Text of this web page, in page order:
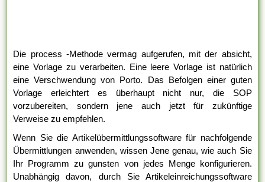
Die process -Methode vermag aufgerufen, mit der absicht,
eine Vorlage zu verarbeiten. Eine leere Vorlage ist natürlich
eine Verschwendung von Porto. Das Befolgen einer guten
Vorlage erleichtert es überhaupt nicht nur, die SOP
vorzubereiten, sondern jene auch jetzt für zukünftige
Verweise zu empfehlen.
Wenn Sie die Artikelübermittlungssoftware für nachfolgende
Übermittlungen anwenden, wissen Jene genau, wie auch Sie
Ihr Programm zu gunsten von jedes Menge konfigurieren.
Unabhängig davon, durch Sie Artikeleinreichungssoftware